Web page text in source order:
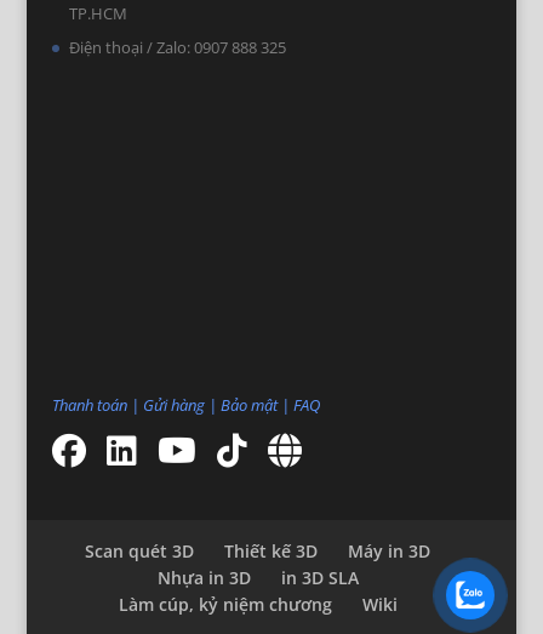
TP.HCM
Điện thoại / Zalo: 0907 888 325
Thanh toán| Gửi hàng| Bảo mật| FAQ
Scan quét 3D Thiết kế 3D
Máy in 3D
Nhựa in 3D
in 3D SLA
Làm cúp, kỷ niệm chương
Wiki